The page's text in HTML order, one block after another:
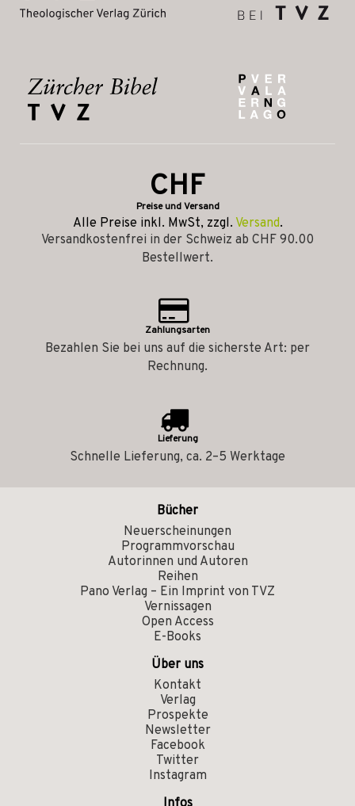
CHF
Preise und Versand
Alle Preise inkl. MwSt, zzgl. Versand.
Versandkostenfrei in der Schweiz ab CHF 90.00
Bestellwert.
Zahlungsarten
Bezahlen Sie bei uns auf die sicherste Art: per
Rechnung.
Lieferung
Schnelle Lieferung, ca. 2–5 Werktage
Bücher
Neuerscheinungen
Programmvorschau
Autorinnen und Autoren
Reihen
Pano Verlag – Ein Imprint von TVZ
Vernissagen
Open Access
E-Books
Über uns
Kontakt
Verlag
Prospekte
Newsletter
Facebook
Twitter
Instagram